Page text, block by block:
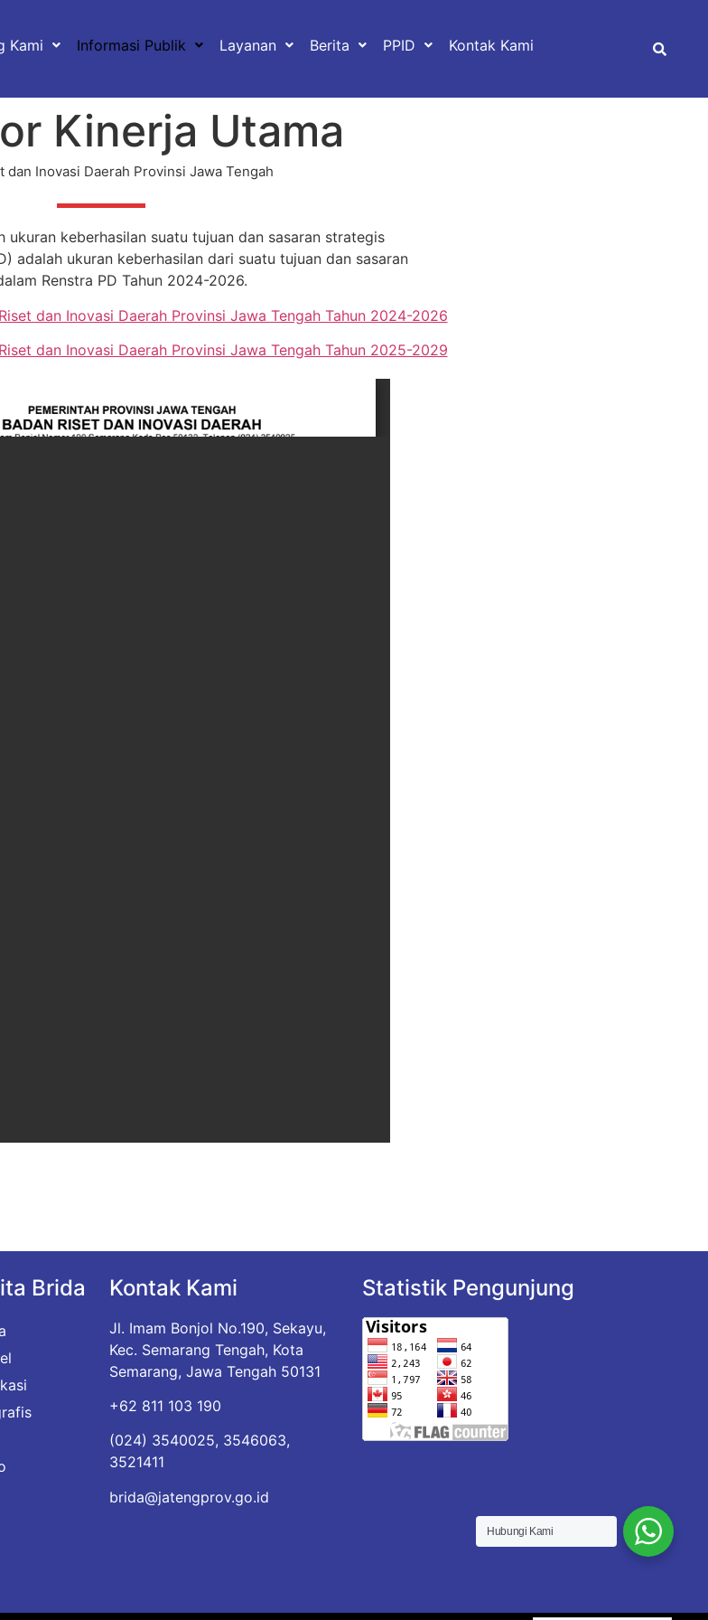
Kami Informasi Publik Layanan Berita PPID Kontak Kami
Kinerja Utama
dan Inovasi Daerah Provinsi Jawa Tengah
ukuran keberhasilan suatu tujuan dan sasaran strategis
adalah ukuran keberhasilan dari suatu tujuan dan sasaran
Renstra PD Tahun 2024-2026.
dan Inovasi Daerah Provinsi Jawa Tengah Tahun 2024-2026
dan Inovasi Daerah Provinsi Jawa Tengah Tahun 2025-2029
Brida Kontak Kami
Jl. Imam Bonjol No.190, Sekayu,
Kec. Semarang Tengah, Kota
Semarang, Jawa Tengah 50131
+62 811 103 190
(024) 3540025, 3546063,
3521411
brida@jatengprov.go.id
Statistik Pengunjung
Hubungi Kami